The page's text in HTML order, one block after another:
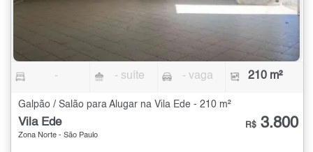
- - suíte - vaga 210 m²
Galpão / Salão para Alugar na Vila Ede - 210 m²
Vila Ede
Zona Norte - São Paulo
R$ 3.800